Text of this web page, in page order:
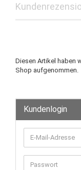
Diesen Artikel haben
Shop aufgenommen.
Kundenlogin